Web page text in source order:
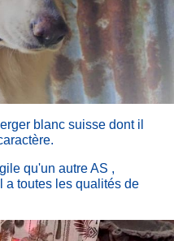
blanc suisse dont il
qu'un autre AS ,
a toutes les qualités de